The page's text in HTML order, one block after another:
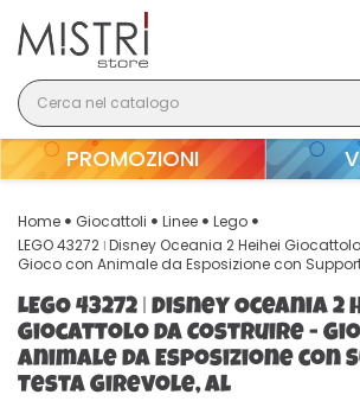
PROMOZIONI
Home Giocattoli Linee
Lego
LEGO 43272 ǀ Disney Oceania 2 Heihei
Gioco con Animale da Esposizione con
LEGO 43272 ǀ Disney Oceania 2
Giocattolo da Costruire -
Animale da Esposizione con
Testa Girevole, Al